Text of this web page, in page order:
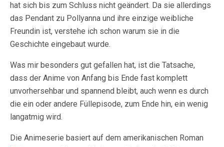
hat sich bis zum Schluss nicht geändert. Da sie allerdings
das Pendant zu Pollyanna und ihre einzige weibliche
Freundin ist, verstehe ich schon warum sie in die
Geschichte eingebaut wurde.
Was mir besonders gut gefallen hat, ist die Tatsache,
dass der Anime von Anfang bis Ende fast komplett
unvorhersehbar und spannend bleibt, auch wenn es durch
die ein oder andere Füllepisode, zum Ende hin, ein wenig
langatmig wird.
Die Animeserie basiert auf dem amerikanischen Roman